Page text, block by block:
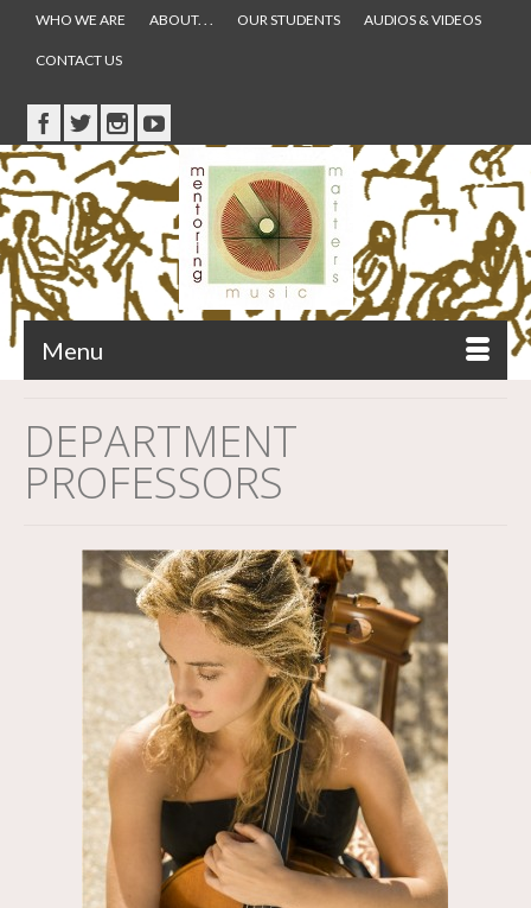
WHO WE ARE ABOUT. . . OUR STUDENTS AUDIOS & VIDEOS
CONTACT US
Menu
DEPARTMENT
PROFESSORS